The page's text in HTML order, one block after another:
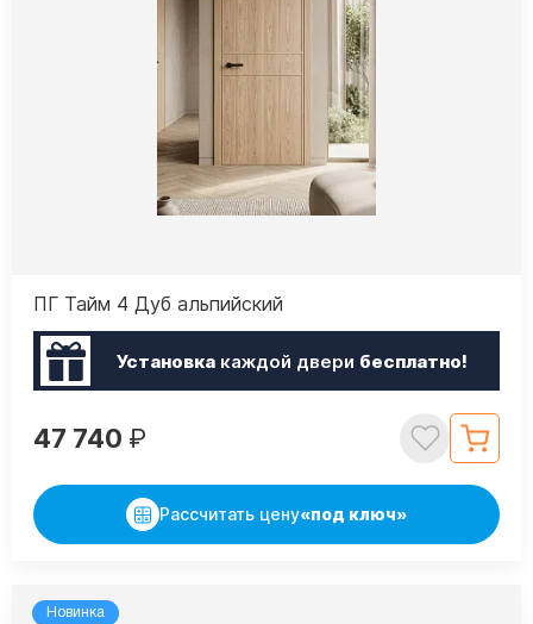
ПГ Тайм 4 Дуб альпийский
Установкакаждой двери бесплатно!
47 740 ₽
Рассчитать цену«под ключ»
Новинка